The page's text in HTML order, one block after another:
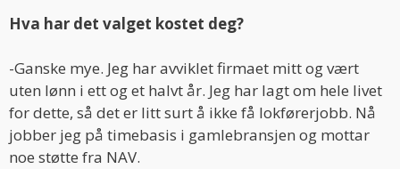
Hva har det valget kostet deg?
-Ganske mye. Jeg har avviklet firmaet mitt og vært
uten lønn i ett og et halvt år. Jeg har lagt om hele livet
for dette, så det er litt surt å ikke få lokførerjobb. Nå
jobber jeg på timebasis i gamlebransjen og mottar
noe støtte fra NAV.